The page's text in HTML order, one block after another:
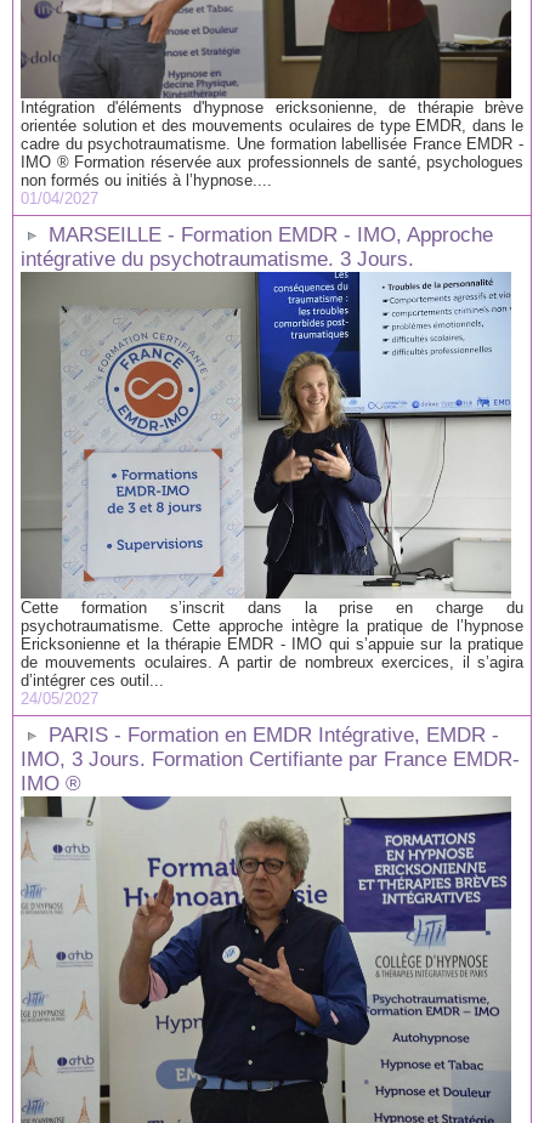
Intégration d'éléments d'hypnose ericksonienne, de thérapie brève
orientée solution et des mouvements oculaires de type EMDR, dans le
cadre du psychotraumatisme. Une formation labellisée France EMDR -
IMO ® Formation réservée aux professionnels de santé, psychologues
non formés ou initiés à l’hypnose....
01/04/2027
MARSEILLE - Formation EMDR - IMO, Approche
intégrative du psychotraumatisme. 3 Jours.
Cette formation s’inscrit dans la prise en charge du
psychotraumatisme. Cette approche intègre la pratique de l’hypnose
Ericksonienne et la thérapie EMDR - IMO qui s’appuie sur la pratique
de mouvements oculaires. A partir de nombreux exercices, il s’agira
d’intégrer ces outil...
24/05/2027
PARIS - Formation en EMDR Intégrative, EMDR -
IMO, 3 Jours. Formation Certifiante par France EMDR-
IMO ®